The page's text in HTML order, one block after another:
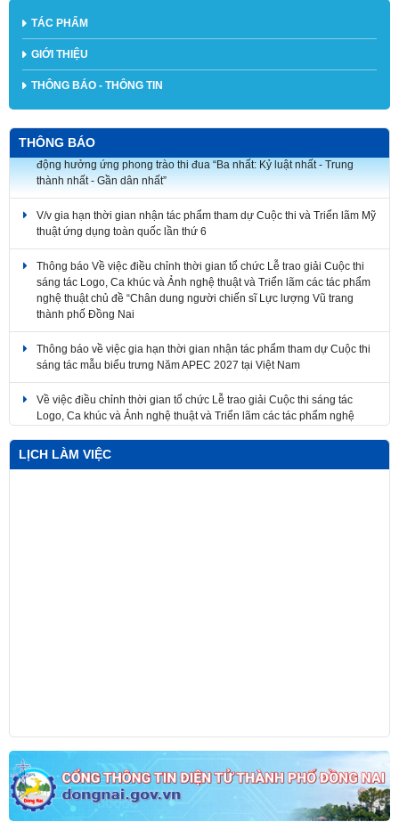
TÁC PHẨM
GIỚI THIỆU
THÔNG BÁO - THÔNG TIN
THÔNG BÁO
V/v triển khai tham gia Cuộc thi ảnh nghệ thuật và Cuộc thi vẽ tranh cổ
thành nhất - Gần dân nhất”
thuật ứng dụng toàn quốc lần thứ 6
sáng tác Logo, Ca khúc và Ảnh nghệ thuật và Triển lãm các tác phẩm
nghệ thuật chủ đề “Chân dung người chiến sĩ Lực lượng Vũ trang
thành phố Đồng Nai
sáng tác mẫu biểu trưng Năm APEC 2027 tại Việt Nam
Logo, Ca khúc và Ảnh nghệ thuật và Triển lãm các tác phẩm nghệ
thuật
LỊCH LÀM VIỆC